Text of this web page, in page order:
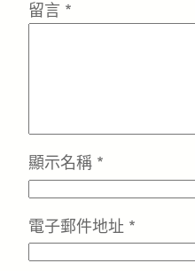
留言 *
顯示名稱 *
電子郵件地址 *